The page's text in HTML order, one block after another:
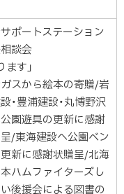
ポートステーション
談会
ます」
スから絵本の寄贈/岩
・豊浦建設・丸博野沢
園遊具の更新に感謝
/東海建設へ公園ベン
新に感謝状贈呈/北海
ハムファイターズし
後援会による図書の